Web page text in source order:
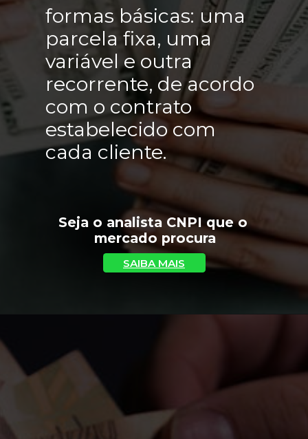
formas básicas: uma
parcela fixa, uma
variável e outra
recorrente, de acordo
com o contrato
estabelecido com
cada cliente.
Seja o analista CNPI que o
mercado procura
SAIBA MAIS